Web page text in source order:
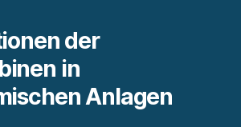
der
in
Anlagen